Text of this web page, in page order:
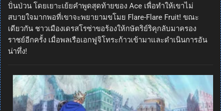
ปั่นป่วน โดยเยาะเย้ยคำพูดสุดท้ายของ Ace เพื่อทำให้เขาไม่
สบายใจมากพอที่เขาจะพยายามขโมย Flare-Flare Fruit! ขณะ
เดียวกัน ชาวเมืองเดรสโรซ่าขอร้องให้กษัตริย์ริคุกลับมาครอง
ราชย์อีกครั้ง เมื่อพลเรือเอกฟูจิโทระก้าวเข้ามาและดำเนินการอัน
น่าทึ่ง!